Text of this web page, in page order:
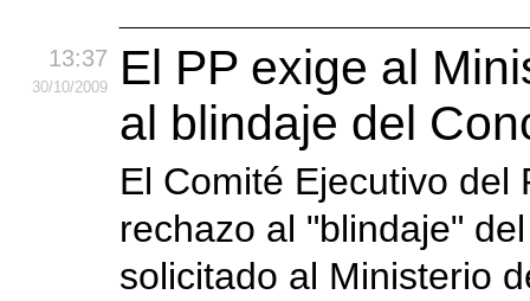
13:37
30/10/2009
El PP exige al
al blindaje del
El Comité Ejecutivo del
rechazo al "blindaje"
solicitado al Ministerio